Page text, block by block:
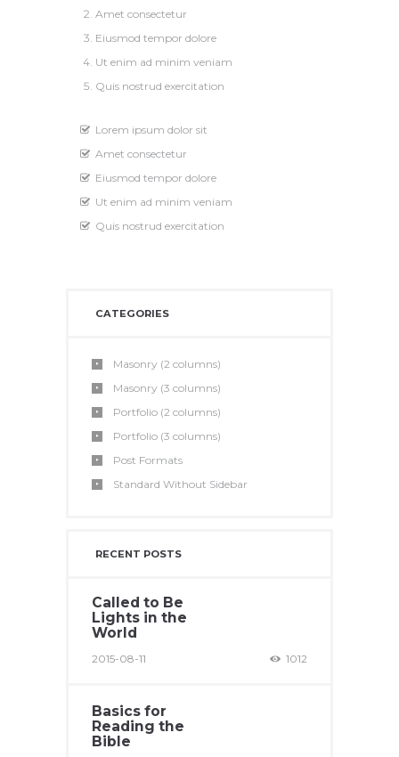
Amet consectetur
Eiusmod tempor dolore
Ut enim ad minim veniam
Quis nostrud exercitation
Lorem ipsum dolor sit
Amet consectetur
Eiusmod tempor dolore
Ut enim ad minim veniam
Quis nostrud exercitation
CATEGORIES
Masonry (2 columns)
Masonry (3 columns)
Portfolio (2 columns)
Portfolio (3 columns)
Post Formats
Standard Without Sidebar
RECENT POSTS
Called to Be
Lights in the
World
2015-08-11 1012
Basics for
Reading the
Bible